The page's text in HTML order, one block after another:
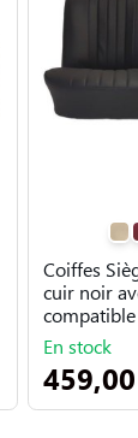
Coiffes
cuir noir
compatible
En stock